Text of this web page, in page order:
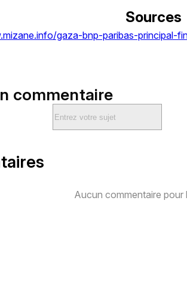
Sources
gaza-bnp-paribas-principal-
commentaire
Aucun commentaire pour